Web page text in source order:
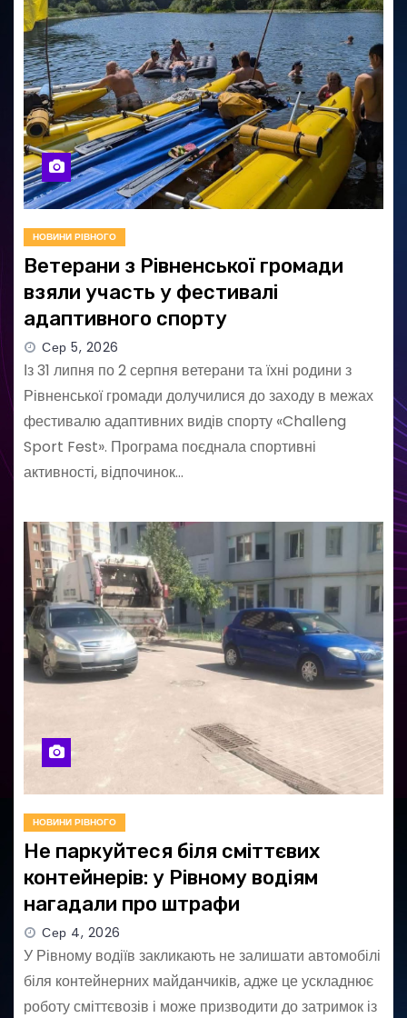
НОВИНИ РІВНОГО
Ветерани з Рівненської громади
взяли участь у фестивалі
адаптивного спорту
Сер 5, 2026
Із 31 липня по 2 серпня ветерани та їхні родини з
Рівненської громади долучилися до заходу в межах
фестивалю адаптивних видів спорту «Challeng
Sport Fest». Програма поєднала спортивні
активності, відпочинок…
НОВИНИ РІВНОГО
Не паркуйтеся біля сміттєвих
контейнерів: у Рівному водіям
нагадали про штрафи
Сер 4, 2026
У Рівному водіїв закликають не залишати автомобілі
біля контейнерних майданчиків, адже це ускладнює
роботу сміттєвозів і може призводити до затримок із